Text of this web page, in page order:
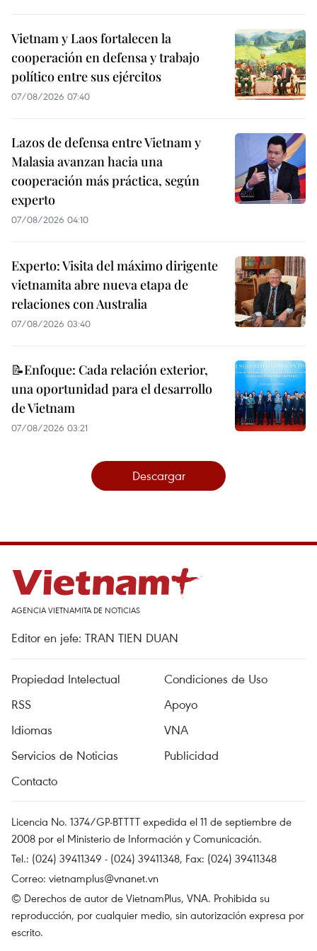
Vietnam y Laos fortalecen la
cooperación en defensa y trabajo
político entre sus ejércitos
07/08/2026 07:40
Lazos de defensa entre Vietnam y
Malasia avanzan hacia una
cooperación más práctica, según
experto
07/08/2026 04:10
Experto: Visita del máximo dirigente
vietnamita abre nueva etapa de
relaciones con Australia
07/08/2026 03:40
📝Enfoque: Cada relación exterior,
una oportunidad para el desarrollo
de Vietnam
07/08/2026 03:21
Descargar
AGENCIA VIETNAMITA DE NOTICIAS
Editor en jefe: TRAN TIEN DUAN
Propiedad Intelectual
Condiciones de Uso
RSS
Apoyo
Idiomas
VNA
Servicios de Noticias
Publicidad
Contacto
Licencia No. 1374/GP-BTTTT expedida el 11 de septiembre de
2008 por el Ministerio de Información y Comunicación.
Tel.: (024) 39411349 - (024) 39411348, Fax: (024) 39411348
Correo: vietnamplus@vnanet.vn
© Derechos de autor de VietnamPlus, VNA. Prohibida su
reproducción, por cualquier medio, sin autorización expresa por
escrito.